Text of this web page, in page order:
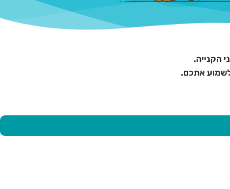
הקנייה.
אתכם.